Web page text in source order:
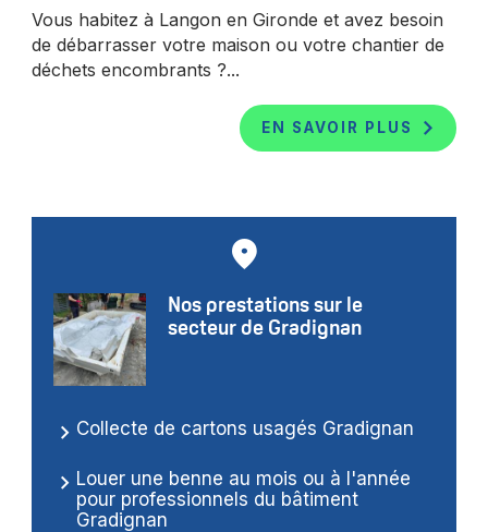
Vous habitez à Langon en Gironde et avez besoin
de débarrasser votre maison ou votre chantier de
déchets encombrants ?...
EN SAVOIR PLUS
Nos prestations sur le
secteur de Gradignan
Collecte de cartons usagés Gradignan
Louer une benne au mois ou à l'année
pour professionnels du bâtiment
Gradignan